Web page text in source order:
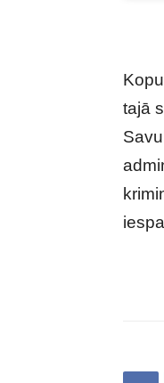
tajā